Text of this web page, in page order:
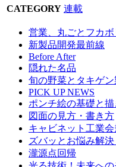
CATEGORY 連載
営業、丸ごとフカボ
新製品開発最前線
Before After
隠れた名品
旬の野菜とタキゲン
PICK UP NEWS
ポンチ絵の基礎と
図面の見方・書き方
キャビネット工業
ズバッとお悩み解
瀧源点回帰